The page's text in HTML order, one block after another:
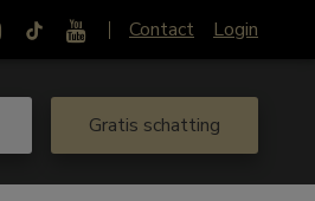
Contact Login
Gratis schatting